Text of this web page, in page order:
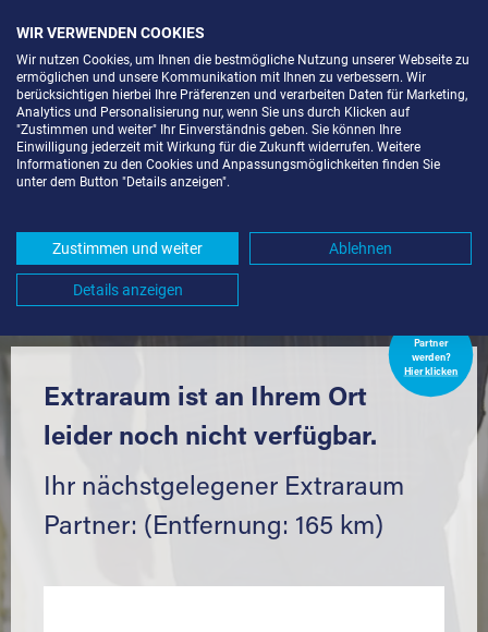
LAGERBOX IN BERLIN-KOL.
UMGEBUNG *
Komfortabel einlagern mit Extraraum
Partner
werden?
Hier klicken
Extraraum ist an Ihrem Ort
leider noch nicht verfügbar.
Ihr nächstgelegener Extraraum
Partner: (Entfernung: 165 km)
WIR VERWENDEN COOKIES
Wir nutzen Cookies, um Ihnen die bestmögliche Nutzung unserer Webseite zu
ermöglichen und unsere Kommunikation mit Ihnen zu verbessern. Wir
berücksichtigen hierbei Ihre Präferenzen und verarbeiten Daten für Marketing,
Analytics und Personalisierung nur, wenn Sie uns durch Klicken auf
"Zustimmen und weiter" Ihr Einverständnis geben. Sie können Ihre
Einwilligung jederzeit mit Wirkung für die Zukunft widerrufen. Weitere
Informationen zu den Cookies und Anpassungsmöglichkeiten finden Sie
unter dem Button "Details anzeigen".
Zustimmen und weiter Ablehnen
Details anzeigen